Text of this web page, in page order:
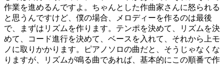
作業を進めるんですよ。ちゃんとした作曲家さんに怒られる
と思うんですけど、僕の場合、メロディーを作るのは最後
で、まずはリズムを作ります。テンポを決めて、リズムを決
めて、コード進行を決めて、ベースを入れて、それから上モ
ノに取りかかります。ピアノソロの曲だと、そうじゃなくな
りますが、リズムが鳴る曲であれば、基本的にこの順番で作